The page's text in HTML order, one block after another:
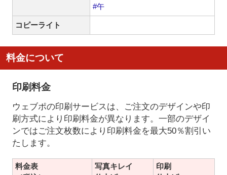
#午
コピーライト
料金について
印刷料金
ウェブポの印刷サービスは、ご注文のデザインや印
刷方式により印刷料金が異なります。一部のデザイ
ンではご注文枚数により印刷料金を最大50％割引い
たします。
料金表
写真キレイ
印刷